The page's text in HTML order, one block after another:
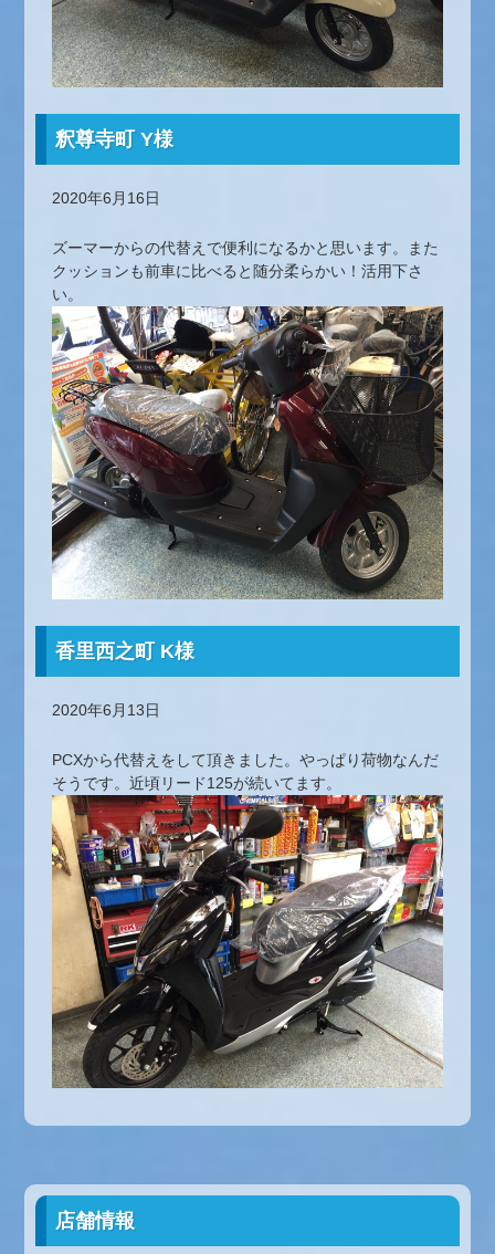
釈尊寺町 Y様
2020年6月16日
ズーマーからの代替えで便利になるかと思います。また
クッションも前車に比べると随分柔らかい！活用下さ
い。
香里西之町 K様
2020年6月13日
PCXから代替えをして頂きました。やっぱり荷物なんだ
そうです。近頃リード125が続いてます。
店舗情報